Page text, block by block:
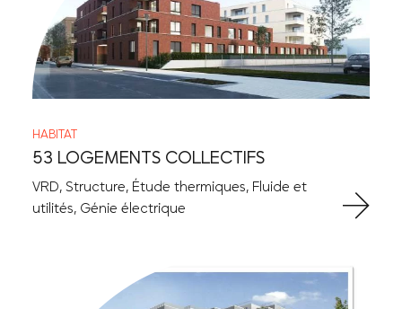
HABITAT
53 LOGEMENTS COLLECTIFS
VRD, Structure, Étude thermiques, Fluide et
utilités, Génie électrique